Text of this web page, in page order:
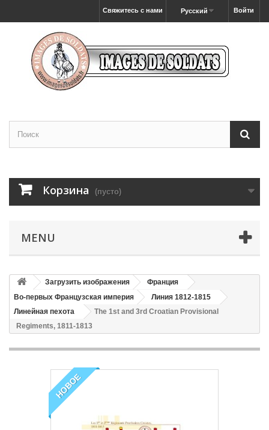
Войти
Русский
Свяжитесь с нами
Корзина (пусто)
MENU
Загрузить изображения
Франция
Во-первых Французская империя
Линия 1812-1815
Линейная пехота
The 1st and 3rd Croatian Provisional
Regiments, 1811-1813
НОВОЕ